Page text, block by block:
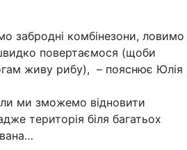
забродні комбінезони, ловимо
повертаємося (щоби
живу рибу), – пояснює Юлія
ми зможемо відновити
територія біля багатьох